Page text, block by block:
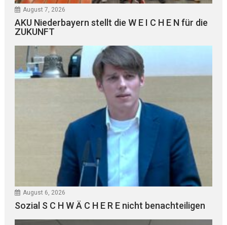
August 7, 2026
AKU Niederbayern stellt die W E I C H E N für die
ZUKUNFT
August 6, 2026
Sozial S C H W Ä C H E R E nicht benachteiligen